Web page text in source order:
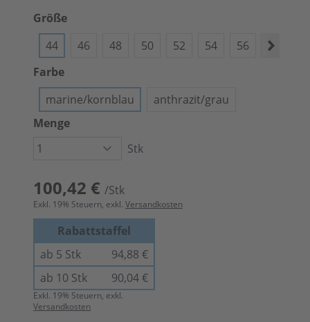
Größe
44
46 48 50 52 54 56 58
Farbe
marine/kornblau
anthrazit/grau
Menge
Stk
100,42 € /Stk
Exkl. 19% Steuern, exkl. Versandkosten
Rabattstaffel
ab 5 Stk
94,88 €
ab 10 Stk
90,04 €
Exkl. 19% Steuern, exkl.
Versandkosten